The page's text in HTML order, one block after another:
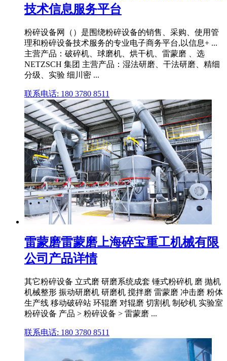
技术信息服务平台
粉碎设备网（）是围绕粉碎设备的销售、采购、使用管
理和粉碎设备技术服务的专业电子商务平台,以信息+ ...
主营产品：破碎机、球磨机、烘干机、雷蒙磨 、选
NETZSCH 集团 主营产品：湿法研磨、干法研磨、精细
分级、实验 细川密 ...
联系电话: 180 3780 8511
雷蒙磨雷蒙磨上海碎宝重工机械有限
公司产品详情
其它粉碎设备 立式磨 研磨系统成套 锤式粉碎机 磨 抛机
机械整形 振动研磨机 研磨机 搅拌磨 雷蒙磨 冲击磨 粉体
生产线 移动破碎站 环辊磨 对辊磨 切割机 制砂机 实验室
粉碎设备 产品 > 粉碎设备 > 雷蒙磨 ...
联系电话: 180 3780 8511